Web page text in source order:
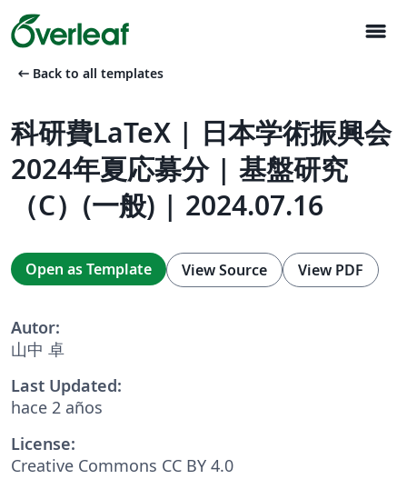
menu
arrow_left_alt Back to all templates
科研費LaTeX | 日本学術振興会
2024年夏応募分 | 基盤研究
（C）(一般) | 2024.07.16
Open as Template View Source View PDF
Autor:
山中 卓
Last Updated:
hace 2 años
License:
Creative Commons CC BY 4.0